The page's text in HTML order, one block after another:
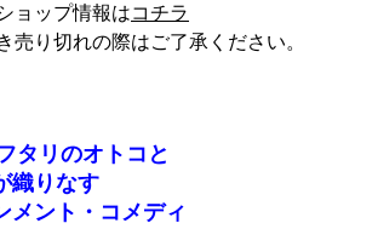
ョップ情報はコチラ
売り切れの際はご了承ください。
タリのオトコと
織りなす
メント・コメディ